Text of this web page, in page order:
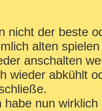
nicht der beste
alten
anschalten
wieder abkühlt
habe nun